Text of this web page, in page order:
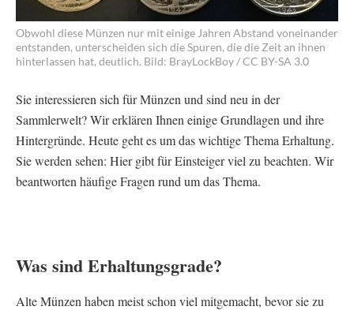
Obwohl diese Münzen nur mit einige Jahren Abstand voneinander
entstanden, unterscheiden sich die Spuren, die die Zeit an ihnen
hinterlassen hat, deutlich. Bild: BrayLockBoy / CC BY-SA 3.0
Sie interessieren sich für Münzen und sind neu in der
Sammlerwelt? Wir erklären Ihnen einige Grundlagen und ihre
Hintergründe. Heute geht es um das wichtige Thema Erhaltung.
Sie werden sehen: Hier gibt für Einsteiger viel zu beachten. Wir
beantworten häufige Fragen rund um das Thema.
Was sind Erhaltungsgrade?
Alte Münzen haben meist schon viel mitgemacht, bevor sie zu